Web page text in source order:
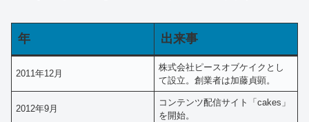
年 出来事
2011年12月
株式会社ピースオブケイクとし
て設立。創業者は加藤貞顕。
2012年9月
コンテンツ配信サイト「cakes」
を開始。